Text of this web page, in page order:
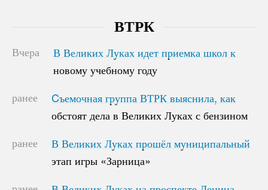
ВТРК
Вчера
В Великих Луках идет приемка школ к
новому учебному году
В Великих Луках идет приемка школ к
новому учебному году
ранее
Cъемочная группа ВТРК выяснила, как
обстоят дела в Великих Луках с бензином
Cъемочная группа ВТРК выяснила, как
обстоят дела в Великих Луках с бензином
ранее
В Великих Луках прошёл муниципальный
этап игры «Зарница»
В Великих Луках прошёл муниципальный
этап игры «Зарница»